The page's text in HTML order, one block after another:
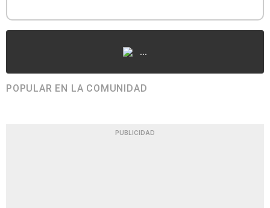
...
POPULAR EN LA COMUNIDAD
PUBLICIDAD